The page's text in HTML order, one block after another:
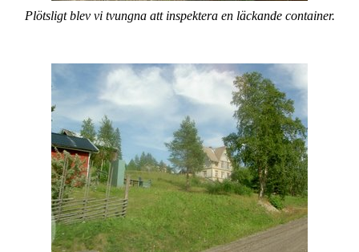
Plötsligt blev vi tvungna att inspektera en läckande container.